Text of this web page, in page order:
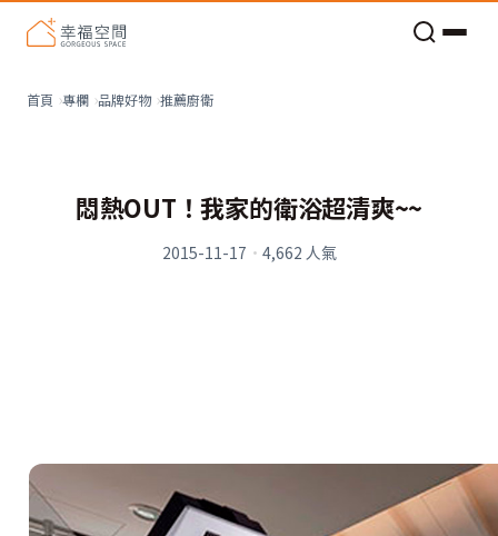
首頁 專欄 品牌好物 推薦廚衛
悶熱OUT！我家的衛浴超清爽~~
2015-11-17 · 4,662 人氣